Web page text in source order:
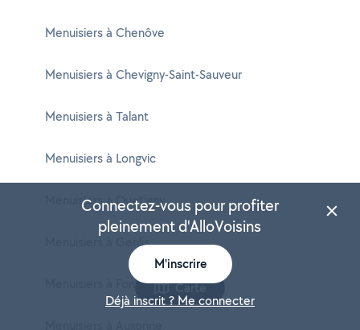
Menuisiers à Chenôve
Menuisiers à Chevigny-Saint-Sauveur
Menuisiers à Talant
Menuisiers à Longvic
Menuisiers à Quetigny
Menuisiers à Genlis
Menuisiers à Fontaine-lès-Dijon
Carte
Connectez-vous pour profiter
pleinement d'AlloVoisins
M'inscrire
Déjà inscrit ? Me connecter